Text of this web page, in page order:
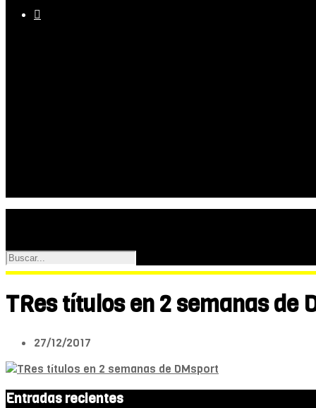

TRes títulos en 2 semanas de
27/12/2017
Entradas recientes